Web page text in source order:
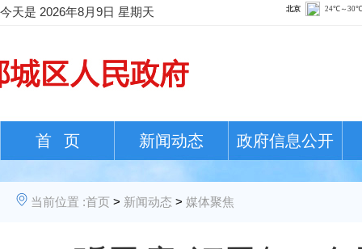
今天是 2026年8月9日 星期天
首 页 新闻动态 政府信息公开
当前位置 :首页 > 新闻动态 > 媒体聚焦